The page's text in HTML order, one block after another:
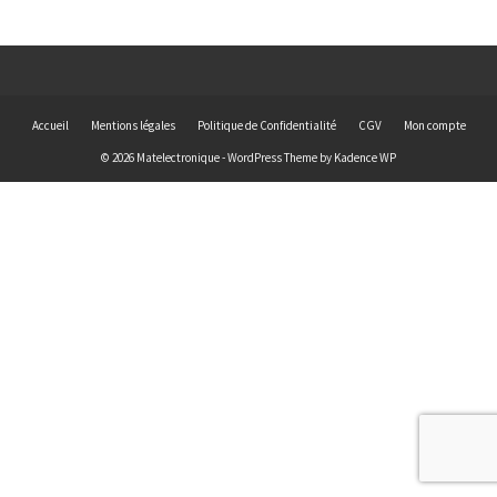
Accueil Mentions légales Politique de Confidentialité CGV Mon compte
© 2026 Matelectronique - WordPress Theme by Kadence WP